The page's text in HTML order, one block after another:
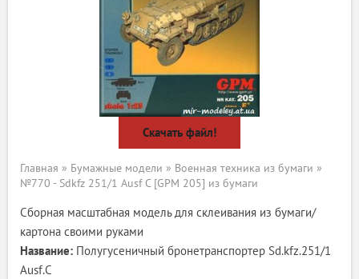
Скачать файл!
Главная » Бумажные модели » Военная техника из бумаги »
№770 - Sdkfz 251/1 Ausf C [GPM 205] из бумаги
Сборная масштабная модель для склеивания из бумаги/
картона своими руками
Название: Полугусеничный бронетранспортер Sd.kfz.251/1
Ausf.C